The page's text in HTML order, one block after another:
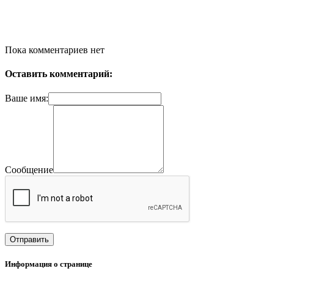
Пока комментариев нет
Оставить комментарий:
Ваше имя:
Сообщение
Информация о странице